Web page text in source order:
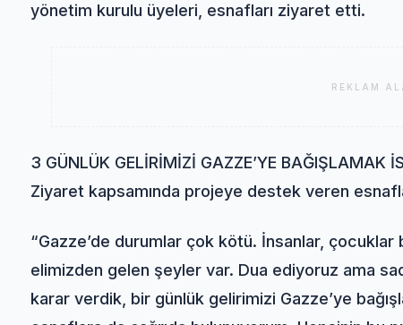
yönetim kurulu üyeleri, esnafları ziyaret etti.
REKLAM
3 GÜNLÜK GELİRİMİZİ GAZZE’YE BAĞIŞLAMAK
Ziyaret kapsamında projeye destek veren
“Gazze’de durumlar çok kötü. İnsanlar, çocuklar
elimizden gelen şeyler var. Dua ediyoruz ama
karar verdik, bir günlük gelirimizi Gazze’ye